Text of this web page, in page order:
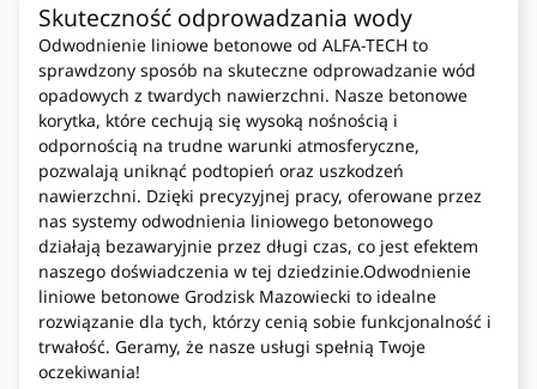
Skuteczność odprowadzania wody
Odwodnienie liniowe betonowe od ALFA-TECH to
sprawdzony sposób na skuteczne odprowadzanie wód
opadowych z twardych nawierzchni. Nasze betonowe
korytka, które cechują się wysoką nośnością i
odpornością na trudne warunki atmosferyczne,
pozwalają uniknąć podtopień oraz uszkodzeń
nawierzchni. Dzięki precyzyjnej pracy, oferowane przez
nas systemy odwodnienia liniowego betonowego
działają bezawaryjnie przez długi czas, co jest efektem
naszego doświadczenia w tej dziedzinie.Odwodnienie
liniowe betonowe Grodzisk Mazowiecki to idealne
rozwiązanie dla tych, którzy cenią sobie funkcjonalność i
trwałość. Geramy, że nasze usługi spełnią Twoje
oczekiwania!